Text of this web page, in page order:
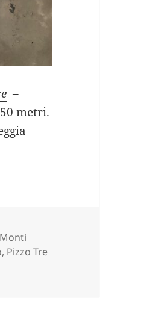
–
metri.
(CO).
Monti
, Pizzo Tre